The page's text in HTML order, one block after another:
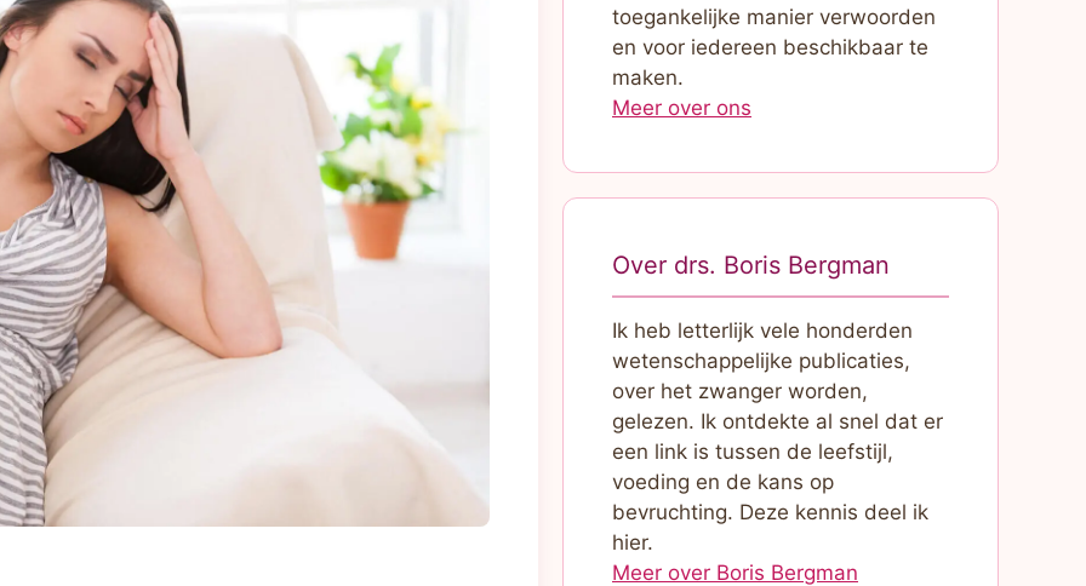
toegankelijke manier verwoorden
en voor iedereen beschikbaar te
maken.
Meer over ons
Over drs. Boris Bergman
Ik heb letterlijk vele honderden
wetenschappelijke publicaties,
over het zwanger worden,
gelezen. Ik ontdekte al snel dat er
een link is tussen de leefstijl,
voeding en de kans op
bevruchting. Deze kennis deel ik
hier.
Meer over Boris Bergman